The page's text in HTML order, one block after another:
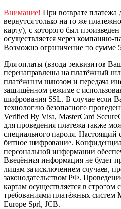
Внимание! При возврате платежа
вернутся только на то же
карту), с которого был
осуществляется через компанию-
Возможно ограничение по сумме
Для оплаты (ввода реквизитов
перенаправлены на платёжный
платёжным шлюзом и передача
защищённом режиме с
шифрования SSL. В случае если
технологию безопасного
Verified By Visa, MasterCard
для проведения платежа также
специального пароля. Настоящий
битное шифрование.
персональной информации
Введённая информация не будет
лицам за исключением случаев,
законодательством РФ.
картам осуществляется в строгом
требованиями платёжных систем
Europe Sprl, JCB.